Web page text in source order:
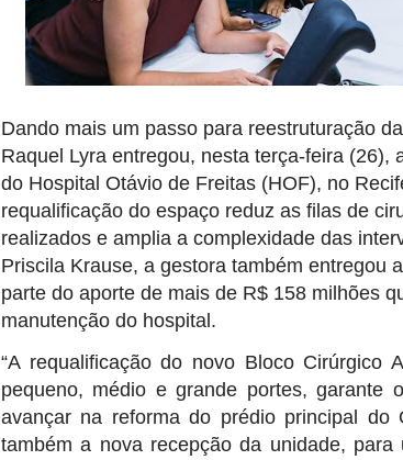
Dando mais um passo para reestruturação
Raquel Lyra entregou, nesta terça-feira (26),
do Hospital Otávio de Freitas (HOF), no
requalificação do espaço reduz as filas de
realizados e amplia a complexidade das
Priscila Krause, a gestora também entregou
parte do aporte de mais de R$ 158 milhões
manutenção do hospital.
“A requalificação do novo Bloco Cirúrgico
pequeno, médio e grande portes, garante
avançar na reforma do prédio principal do
também a nova recepção da unidade,